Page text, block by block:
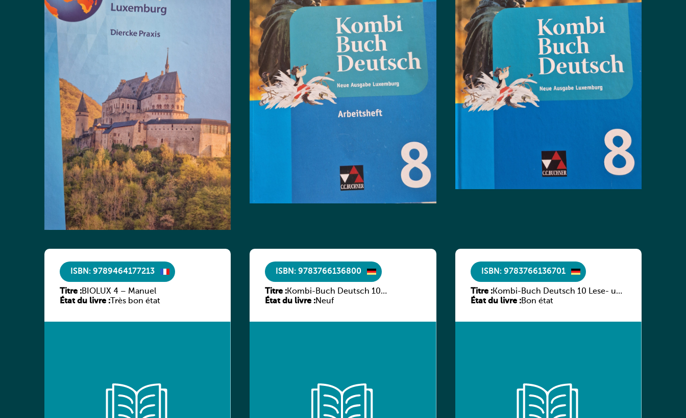
ISBN: 9789464177213
Titre :BIOLUX 4 – Manuel
État du livre : Très bon état
ISBN: 9783766136800
Titre :Kombi-Buch Deutsch 10
Arbeitsheft
État du livre :Neuf
ISBN: 9783766136701
Titre :Kombi-Buch Deutsch 10 Lese- und
Sprachbuch
État du livre :Bon état